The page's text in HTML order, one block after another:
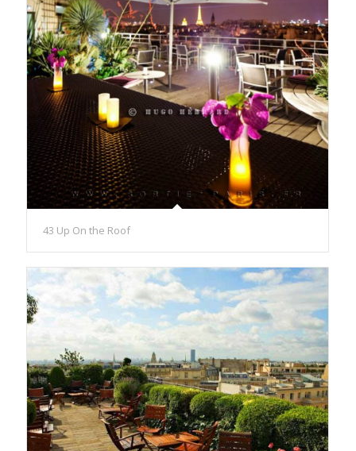
43 Up On the Roof